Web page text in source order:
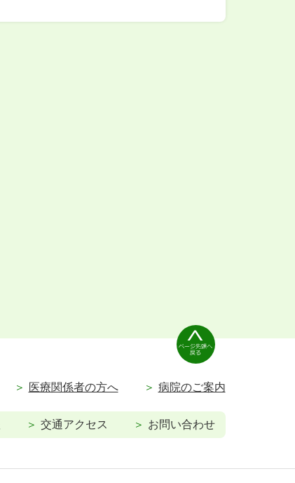
医療関係者の方へ 病院のご案内
交通アクセス お問い合わせ